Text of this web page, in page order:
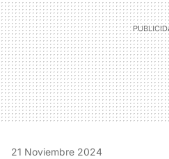
21 Noviembre 2024